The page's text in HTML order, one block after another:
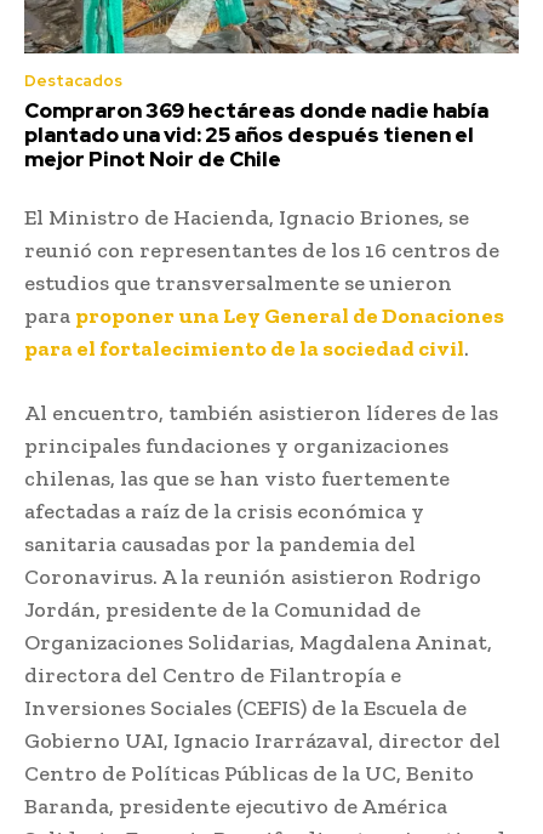
Destacados
Compraron 369 hectáreas donde nadie había
plantado una vid: 25 años después tienen el
mejor Pinot Noir de Chile
El Ministro de Hacienda, Ignacio Briones, se
reunió con representantes de los 16 centros de
estudios que transversalmente se unieron
para proponer una Ley General de Donaciones
para el fortalecimiento de la sociedad civil.
Al encuentro, también asistieron líderes de las
principales fundaciones y organizaciones
chilenas, las que se han visto fuertemente
afectadas a raíz de la crisis económica y
sanitaria causadas por la pandemia del
Coronavirus. A la reunión asistieron Rodrigo
Jordán, presidente de la Comunidad de
Organizaciones Solidarias, Magdalena Aninat,
directora del Centro de Filantropía e
Inversiones Sociales (CEFIS) de la Escuela de
Gobierno UAI, Ignacio Irarrázaval, director del
Centro de Políticas Públicas de la UC, Benito
Baranda, presidente ejecutivo de América